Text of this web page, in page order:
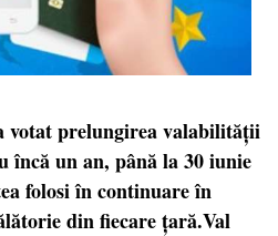
votat prelungirea valabilității
încă un an, până la 30 iunie
folosi în continuare în
din fiecare țară.Val